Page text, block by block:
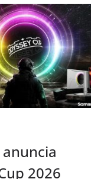
2026